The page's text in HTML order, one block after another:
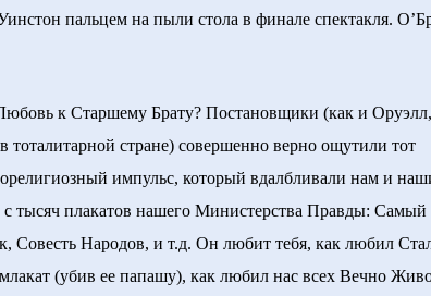
пальцем на пыли стола в финале спектакля.
к Старшему Брату? Постановщики (как и
тоталитарной стране) совершенно верно ощутили тот
импульс, который вдалбливали нам и
с тысяч плакатов нашего Министерства Правды: Самый
Совесть Народов, и т.д. Он любит тебя, как любил
(убив ее папашу), как любил нас всех Вечно